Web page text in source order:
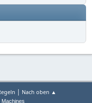
| Nach oben ▲
Machines